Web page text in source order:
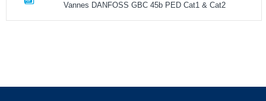
Vannes DANFOSS GBC 45b PED Cat1 & Cat2